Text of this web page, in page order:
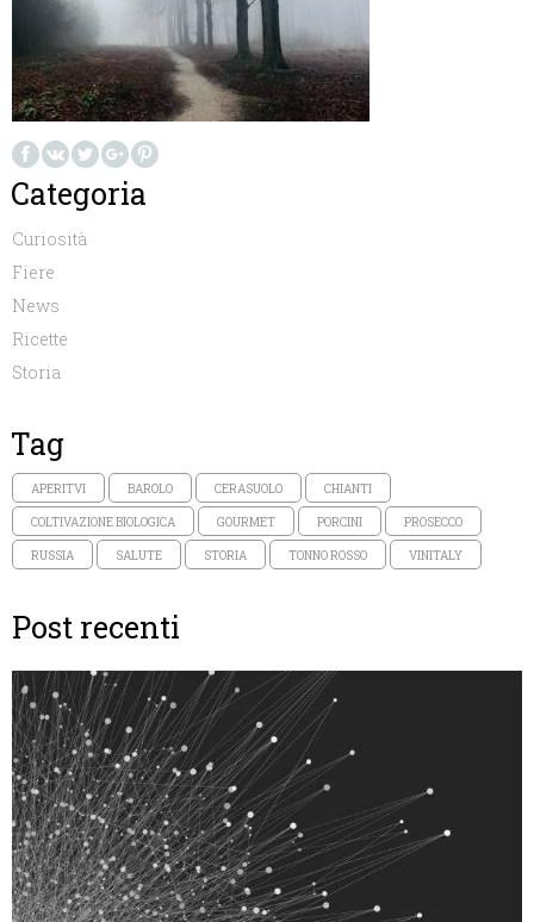
Categoria
Curiosità
Fiere
News
Ricette
Storia
Tag
APERITVI BAROLO CERASUOLO CHIANTI
COLTIVAZIONE BIOLOGICA GOURMET PORCINI PROSECCO
RUSSIA SALUTE STORIA TONNO ROSSO VINITALY
Post recenti